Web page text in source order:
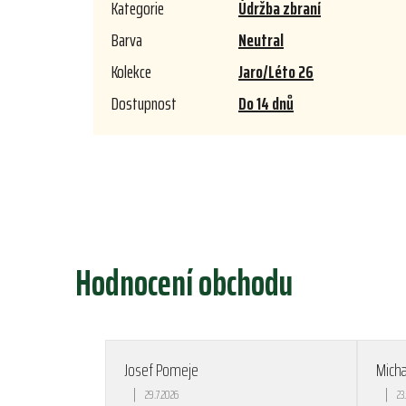
Kategorie
Údržba zbraní
Barva
Neutral
Kolekce
Jaro/Léto 26
Dostupnost
Do 14 dnů
Hodnocení obchodu
Josef Pomeje
| 29.7.2026 |